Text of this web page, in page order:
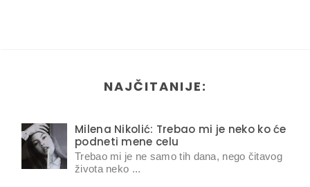
NAJČITANIJE:
Milena Nikolić: Trebao mi je neko ko će
podneti mene celu
Trebao mi je ne samo tih dana, nego čitavog
života neko ...